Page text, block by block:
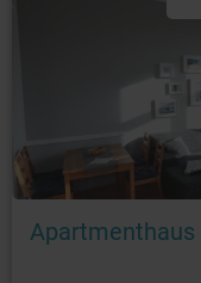
Apartmenthaus